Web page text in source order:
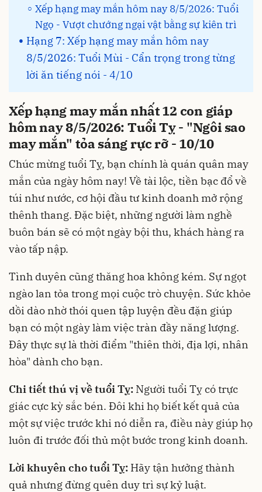
Xếp hạng may mắn hôm nay 8/5/2026: Tuổi
Ngọ - Vượt chướng ngại vật bằng sự kiên trì
Hạng 7: Xếp hạng may mắn hôm nay
8/5/2026: Tuổi Mùi - Cẩn trọng trong từng
lời ăn tiếng nói - 4/10
Xếp hạng may mắn nhất 12 con giáp
hôm nay 8/5/2026: Tuổi Tỵ - "Ngôi sao
may mắn" tỏa sáng rực rỡ - 10/10
Chúc mừng tuổi Tỵ, bạn chính là quán quân may
mắn của ngày hôm nay! Về tài lộc, tiền bạc đổ về
túi như nước, cơ hội đầu tư kinh doanh mở rộng
thênh thang. Đặc biệt, những người làm nghề
buôn bán sẽ có một ngày bội thu, khách hàng ra
vào tấp nập.
Tình duyên cũng thăng hoa không kém. Sự ngọt
ngào lan tỏa trong mọi cuộc trò chuyện. Sức khỏe
dồi dào nhờ thói quen tập luyện đều đặn giúp
bạn có một ngày làm việc tràn đầy năng lượng.
Đây thực sự là thời điểm "thiên thời, địa lợi, nhân
hòa" dành cho bạn.
Chi tiết thú vị về tuổi Tỵ: Người tuổi Tỵ có trực
giác cực kỳ sắc bén. Đôi khi họ biết kết quả của
một sự việc trước khi nó diễn ra, điều này giúp họ
luôn đi trước đối thủ một bước trong kinh doanh.
Lời khuyên cho tuổi Tỵ: Hãy tận hưởng thành
quả nhưng đừng quên duy trì sự kỷ luật.